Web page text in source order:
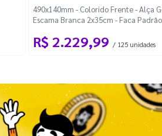
490x140mm - Colorido Frente - Alça
Escama Branca 2x35cm - Faca Padrão
R$ 2.229,99 / 125 unidades